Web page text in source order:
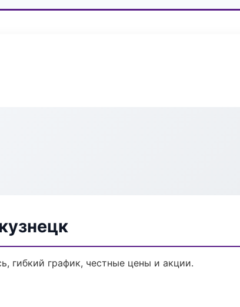
гибкий график, честные цены и акции.